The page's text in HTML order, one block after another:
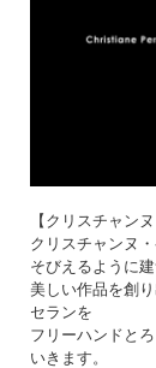
【クリスチャン
クリスチャンヌ
そびえるように
美しい作品を創
セランを
フリーハンドと
いきます。